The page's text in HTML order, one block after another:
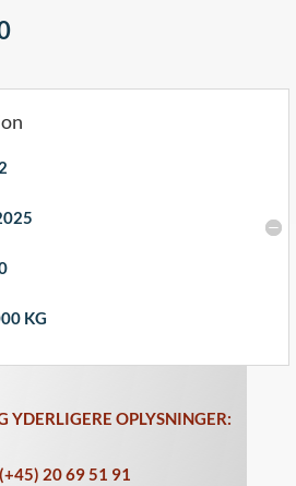
KG
YDERLIGERE OPLYSNINGER:
20 69 51 91